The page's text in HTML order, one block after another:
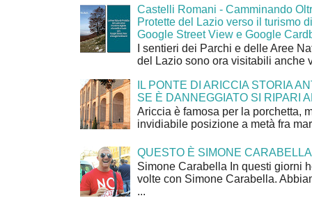
Castelli Romani - Camminando
Protette del Lazio verso il turismo
Google Street View e Google
I sentieri dei Parchi e delle Aree
del Lazio sono ora visitabili anche
IL PONTE DI ARICCIA STORIA
SE È DANNEGGIATO SI RIPARI
Ariccia è famosa per la porchetta,
invidiabile posizione a metà fra
QUESTO È SIMONE CARABELLA
Simone Carabella In questi giorni
volte con Simone Carabella.
...